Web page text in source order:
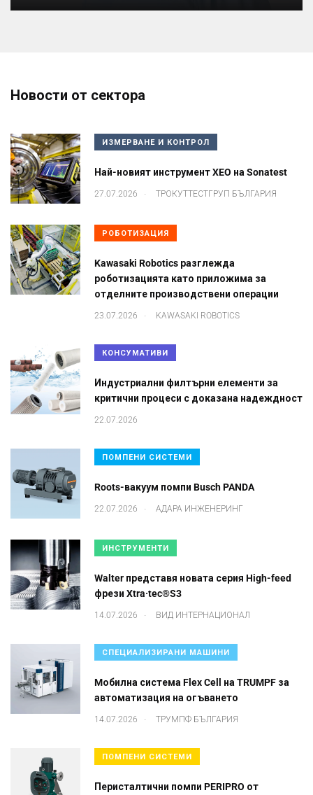
Новости от сектора
ИЗМЕРВАНЕ И КОНТРОЛ
Най-новият инструмент XEO на Sonatest
27.07.2026 . ТРОКУТТЕСТГРУП БЪЛГАРИЯ
РОБОТИЗАЦИЯ
Kawasaki Robotics разглежда
роботизацията като приложима за
отделните производствени операции
23.07.2026 . KAWASAKI ROBOTICS
КОНСУМАТИВИ
Индустриални филтърни елементи за
критични процеси с доказана надеждност
22.07.2026
ПОМПЕНИ СИСТЕМИ
Roots-вакуум помпи Busch PANDA
22.07.2026 . АДАРА ИНЖЕНЕРИНГ
ИНСТРУМЕНТИ
Walter представя новата серия High-feed
фрези Xtra·tec®S3
14.07.2026 . ВИД ИНТЕРНАЦИОНАЛ
СПЕЦИАЛИЗИРАНИ МАШИНИ
Mобилна система Flex Cell на TRUMPF за
автоматизация на огъването
14.07.2026 . ТРУМПФ БЪЛГАРИЯ
ПОМПЕНИ СИСТЕМИ
Перисталтични помпи PERIPRO от